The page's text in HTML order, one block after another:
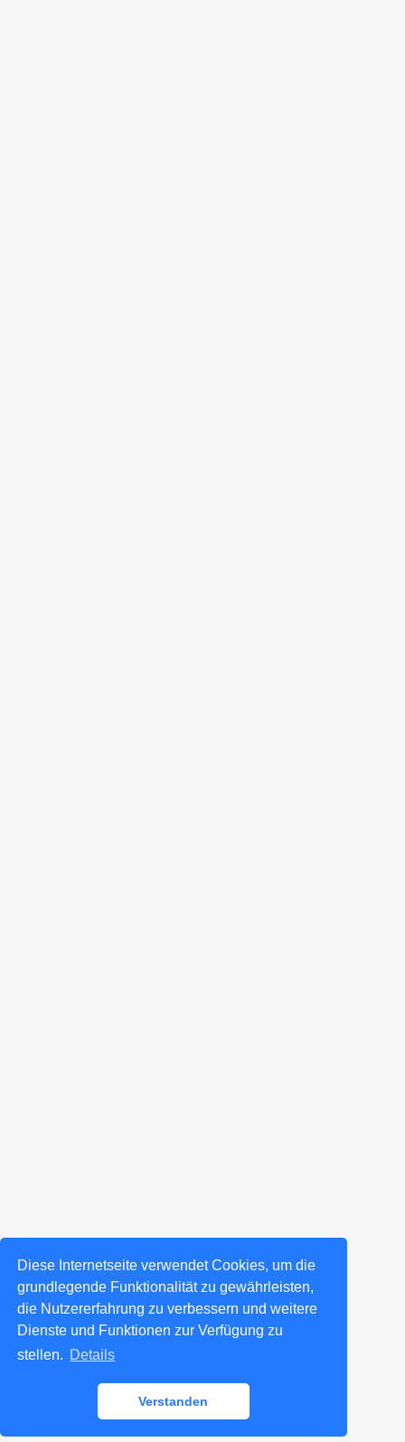
Diese Internetseite verwendet Cookies, um die
grundlegende Funktionalität zu gewährleisten,
die Nutzererfahrung zu verbessern und weitere
Dienste und Funktionen zur Verfügung zu
stellen. Details
Verstanden